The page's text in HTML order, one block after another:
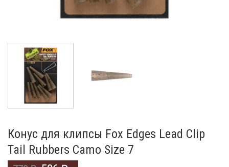
Конус для клипсы Fox Edges Lead Clip
Tail Rubbers Camo Size 7